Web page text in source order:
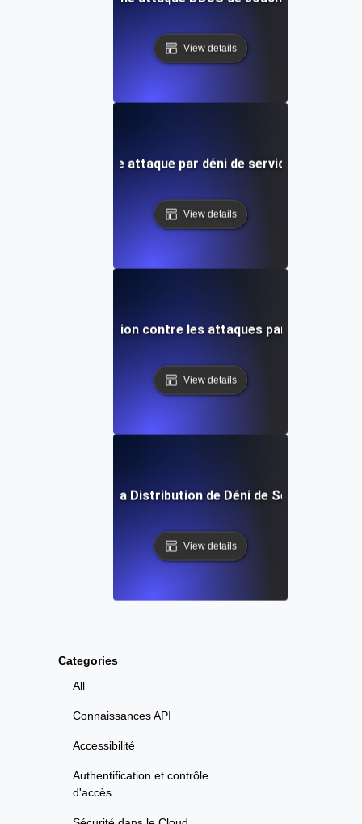
Categories
All
Connaissances API
Accessibilité
Authentification et contrôle
d'accès
View details
Qu'est-ce qu'une attaque par déni de service HTTP
View details
ce que la protection contre les attaques par déni de
View details
Qu'est-ce que la Distribution de Déni de Service
View details